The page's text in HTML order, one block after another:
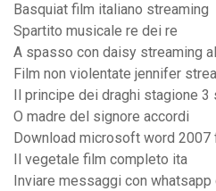
Basquiat film italiano streaming
Spartito musicale re dei re
A spasso con daisy streaming
Film non violentate jennifer
Il principe dei draghi stagione
O madre del signore accordi
Download microsoft word
Il vegetale film completo ita
Inviare messaggi con whatsapp